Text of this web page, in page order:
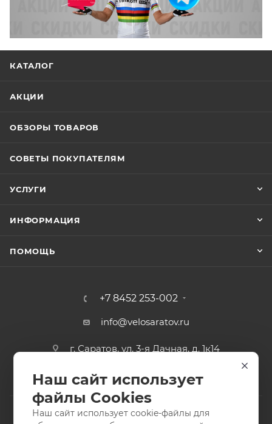
КАТАЛОГ
АКЦИИ
ОБЗОРЫ ТОВАРОВ
СОВЕТЫ ПОКУПАТЕЛЯМ
УСЛУГИ
ИНФОРМАЦИЯ
ПОМОЩЬ
+7 8452 253-002
info@velosaratov.ru
г. Саратов, ул. 3-я Дачная, д. 1к14
Наш сайт использует
файлы Cookies
Наш сайт использует cookie-файлы для